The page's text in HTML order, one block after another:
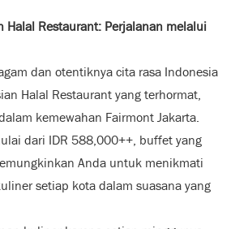
Halal Restaurant: Perjalanan melalui
dan otentiknya cita rasa Indonesia
Halal Restaurant yang terhormat,
kemewahan Fairmont Jakarta.
dari IDR 588,000++, buffet yang
Anda untuk menikmati
setiap kota dalam suasana yang